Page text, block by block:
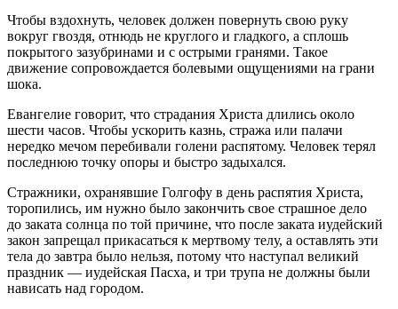
Чтобы вздохнуть, человек должен повернуть свою руку
вокруг гвоздя, отнюдь не круглого и гладкого, а сплошь
покрытого зазубринами и с острыми гранями. Такое
движение сопровождается болевыми ощущениями на грани
шока.
Евангелие говорит, что страдания Христа длились около
шести часов. Чтобы ускорить казнь, стража или палачи
нередко мечом перебивали голени распятому. Человек терял
последнюю точку опоры и быстро задыхался.
Стражники, охранявшие Голгофу в день распятия Христа,
торопились, им нужно было закончить свое страшное дело
до заката солнца по той причине, что после заката иудейский
закон запрещал прикасаться к мертвому телу, а оставлять эти
тела до завтра было нельзя, потому что наступал великий
праздник — иудейская Пасха, и три трупа не должны были
нависать над городом.